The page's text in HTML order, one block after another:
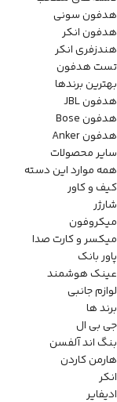
هدفون سونی
هدفون انکر
هندزفری انکر
تست هدفون
بهترین برندها
هدفون JBL
هدفون Bose
هدفون Anker
سایر محصولات
همه موارد این دسته
کیف و کاور
شارژر
میکروفون
میکسر و کارت صدا
پاور بانک
عینک هوشمند
لوازم جانبی
برند ها
جی بی ال
بنگ اند آلفسن
هارمن کاردن
انکر
ادیفایر